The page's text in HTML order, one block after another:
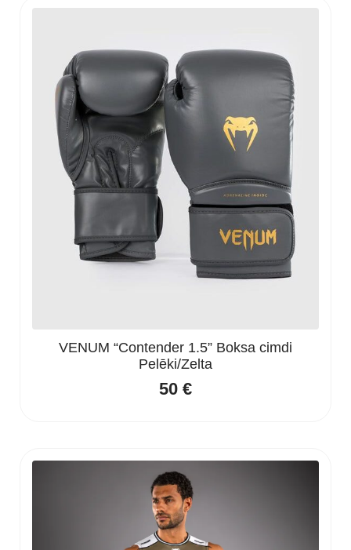
VENUM “Contender 1.5” Boksa cimdi
Pelēki/Zelta
50 €